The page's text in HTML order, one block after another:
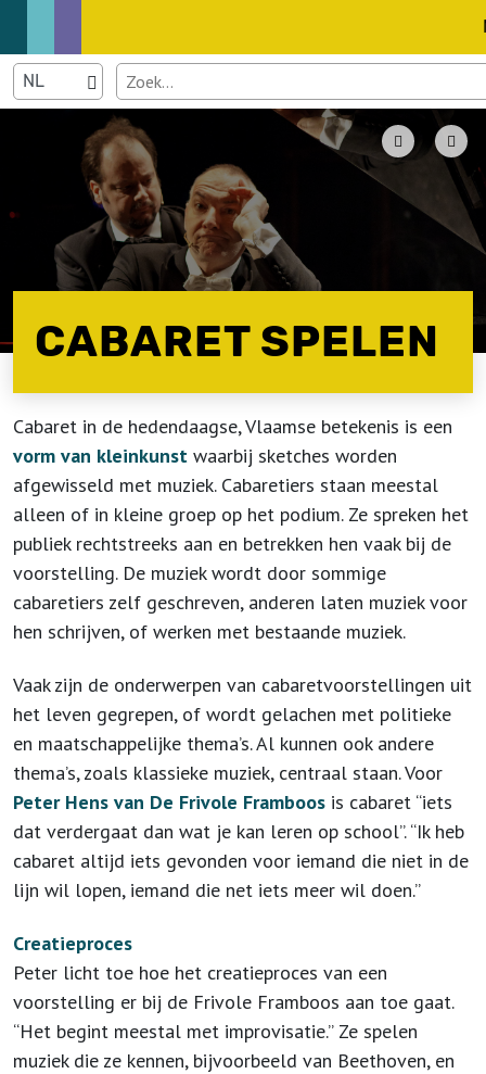
CABARET SPELEN
Cabaret in de hedendaagse, Vlaamse betekenis is een
vorm van kleinkunst waarbij sketches worden
afgewisseld met muziek. Cabaretiers staan meestal
alleen of in kleine groep op het podium. Ze spreken het
publiek rechtstreeks aan en betrekken hen vaak bij de
voorstelling. De muziek wordt door sommige
cabaretiers zelf geschreven, anderen laten muziek voor
hen schrijven, of werken met bestaande muziek.
Vaak zijn de onderwerpen van cabaretvoorstellingen uit
het leven gegrepen, of wordt gelachen met politieke
en maatschappelijke thema’s. Al kunnen ook andere
thema’s, zoals klassieke muziek, centraal staan. Voor
Peter Hens van De Frivole Framboos is cabaret “iets
dat verdergaat dan wat je kan leren op school”. “Ik heb
cabaret altijd iets gevonden voor iemand die niet in de
lijn wil lopen, iemand die net iets meer wil doen.”
Creatieproces
Peter licht toe hoe het creatieproces van een
voorstelling er bij de Frivole Framboos aan toe gaat.
“Het begint meestal met improvisatie.” Ze spelen
muziek die ze kennen, bijvoorbeeld van Beethoven, en